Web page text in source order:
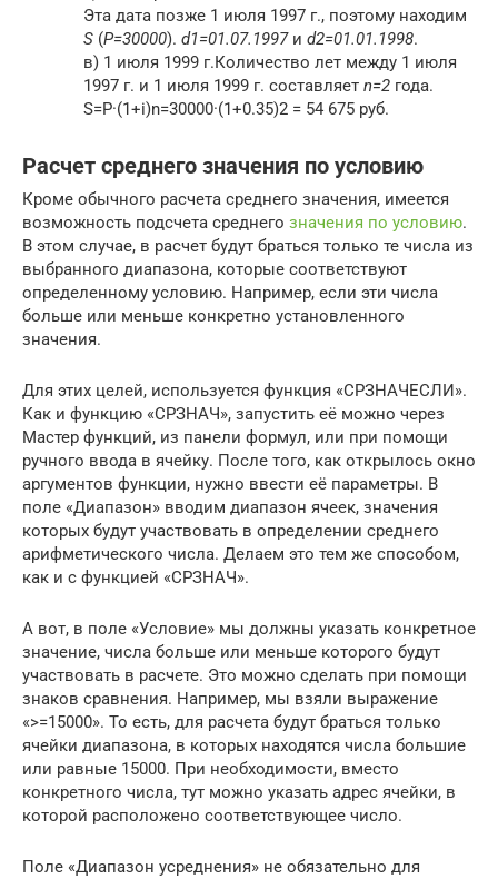
Эта дата позже 1 июля 1997 г., поэтому находим
S (P=30000). d1=01.07.1997и d2=01.01.1998.
в) 1 июля 1999 г.Количество лет между 1 июля
1997 г. и 1 июля 1999 г. составляет n=2 года.
S=P·(1+i)n=30000·(1+0.35)2 = 54 675 руб.
Расчет среднего значения по условию
Кроме обычного расчета среднего значения, имеется
возможность подсчета среднего значения по условию.
В этом случае, в расчет будут браться только те числа из
выбранного диапазона, которые соответствуют
определенному условию. Например, если эти числа
больше или меньше конкретно установленного
значения.
Для этих целей, используется функция «СРЗНАЧЕСЛИ».
Как и функцию «СРЗНАЧ», запустить её можно через
Мастер функций, из панели формул, или при помощи
ручного ввода в ячейку. После того, как открылось окно
аргументов функции, нужно ввести её параметры. В
поле «Диапазон» вводим диапазон ячеек, значения
которых будут участвовать в определении среднего
арифметического числа. Делаем это тем же способом,
как и с функцией «СРЗНАЧ».
А вот, в поле «Условие» мы должны указать конкретное
значение, числа больше или меньше которого будут
участвовать в расчете. Это можно сделать при помощи
знаков сравнения. Например, мы взяли выражение
«>=15000». То есть, для расчета будут браться только
ячейки диапазона, в которых находятся числа большие
или равные 15000. При необходимости, вместо
конкретного числа, тут можно указать адрес ячейки, в
которой расположено соответствующее число.
Поле «Диапазон усреднения» не обязательно для